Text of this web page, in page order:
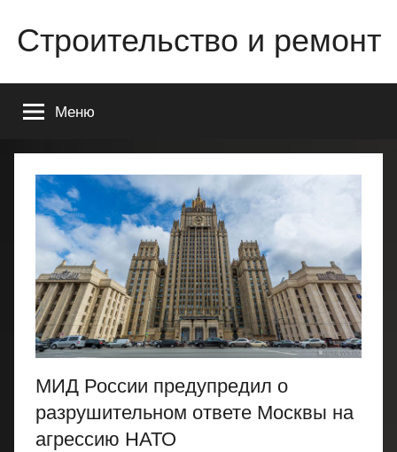
содержимому
Строительство и ремонт
строительстве
ремонте
Вашего
дома
квартиры
Меню
МИД России предупредил о
разрушительном ответе Москвы на
агрессию НАТО